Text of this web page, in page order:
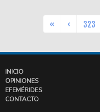
« ‹ 323
INICIO
OPINIONES
EFEMÉRIDES
CONTACTO